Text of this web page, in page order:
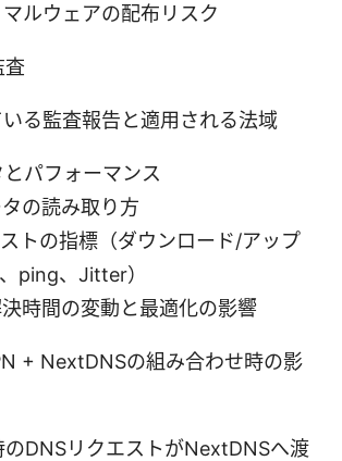
ルウェアの配布リスク
査
る監査報告と適用される法域
パフォーマンス
の読み取り方
トの指標（ダウンロード/アップ
ping、Jitter）
時間の変動と最適化の影響
+ NextDNSの組み合わせ時の影
のDNSリクエストがNextDNSへ渡